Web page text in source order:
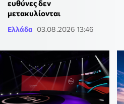
ευθύνες δεν
μετακυλίονται
Ελλάδα 03.08.2026 13:46